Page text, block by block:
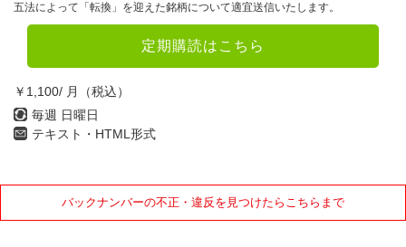
五法によって「転換」を迎えた銘柄について適宜送信いたします。
定期購読はこちら
￥1,100/ 月（税込）
毎週 日曜日
テキスト・HTML形式
バックナンバーの不正・違反を見つけたらこちらまで